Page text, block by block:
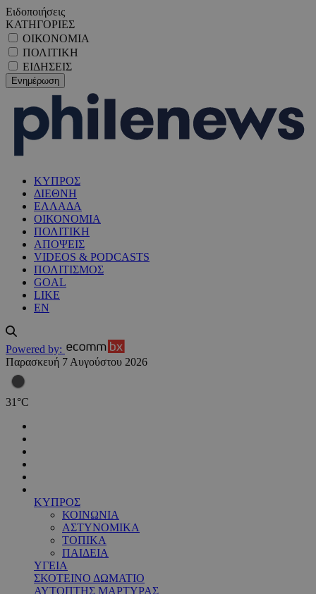
Ειδοποιήσεις
ΚΑΤΗΓΟΡΙΕΣ
ΟΙΚΟΝΟΜΙΑ
ΠΟΛΙΤΙΚΗ
ΕΙΔΗΣΕΙΣ
ΚΥΠΡΟΣ
ΔΙΕΘΝΗ
ΕΛΛΑΔΑ
ΟΙΚΟΝΟΜΙΑ
ΠΟΛΙΤΙΚΗ
ΑΠΟΨΕΙΣ
VIDEOS & PODCASTS
ΠΟΛΙΤΙΣΜΟΣ
GOAL
LIKE
EN
Powered by:
Παρασκευή 7 Αυγούστου 2026
31 °C
ΚΥΠΡΟΣ
ΚΟΙΝΩΝΙΑ
ΑΣΤΥΝΟΜΙΚΑ
ΤΟΠΙΚΑ
ΠΑΙΔΕΙΑ
ΥΓΕΙΑ
ΣΚΟΤΕΙΝΟ ΔΩΜΑΤΙΟ
ΑΥΤΟΠΤΗΣ ΜΑΡΤΥΡΑΣ